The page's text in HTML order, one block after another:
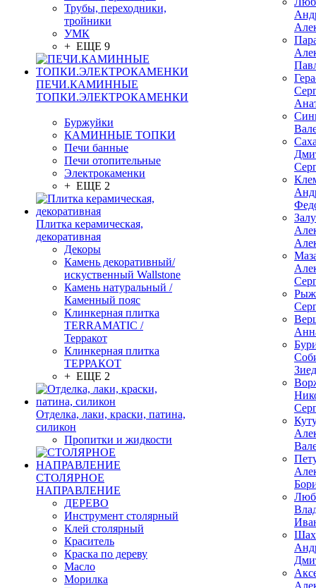
Трубы, переходники,
тройники
УМК
+ ЕЩЕ 9
ПЕЧИ.КАМИННЫЕ
ТОПКИ.ЭЛЕКТРОКАМЕНКИ
Буржуйки
КАМИННЫЕ ТОПКИ
Печи банные
Печи отопительные
Электрокаменки
+ ЕЩЕ 2
Плитка керамическая,
декоративная
Декоры
Камень декоративный/
искуственный Wallstone
Камень натуральный /
Каменный пояс
Клинкерная плитка
TERRAMATIC /
Терракот
Клинкерная плитка
ТЕРРАКОТ
+ ЕЩЕ 2
Отделка, лаки, краски, патина,
силикон
Пропитки и жидкости
СТОЛЯРНОЕ
НАПРАВЛЕНИЕ
ДЕРЕВО
Инструмент столярный
Клей столярный
Краситель
Краска по дереву
Масло
Морилка